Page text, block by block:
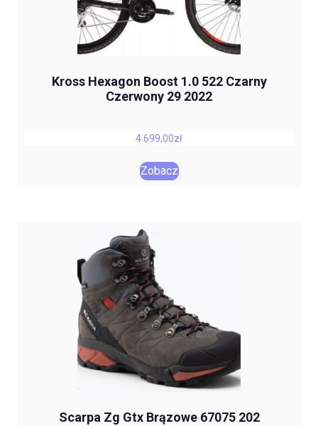
Kross Hexagon Boost 1.0 522 Czarny
Czerwony 29 2022
4 699,00zł
Zobacz
Scarpa Zg Gtx Brązowe 67075 202